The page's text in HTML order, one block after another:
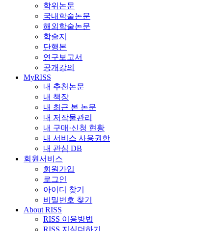
학위논문
국내학술논문
해외학술논문
학술지
단행본
연구보고서
공개강의
MyRISS
내 추천논문
내 책장
내 최근 본 논문
내 저작물관리
내 구매·신청 현황
내 서비스 사용권한
내 관심 DB
회원서비스
회원가입
로그인
아이디 찾기
비밀번호 찾기
About RISS
RISS 이용방법
RISS 지식더하기